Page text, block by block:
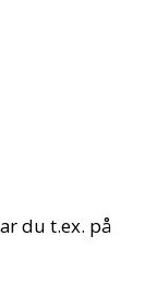
du t.ex. på